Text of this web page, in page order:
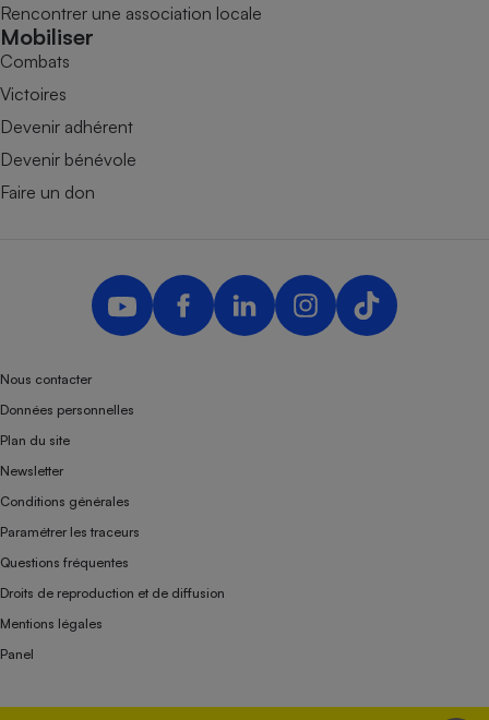
Rencontrer une association locale
Mobiliser
Combats
Victoires
Devenir adhérent
Devenir bénévole
Faire un don
Nous contacter
Données personnelles
Plan du site
Newsletter
Conditions générales
Paramétrer les traceurs
Questions fréquentes
Droits de reproduction et de diffusion
Mentions légales
Panel